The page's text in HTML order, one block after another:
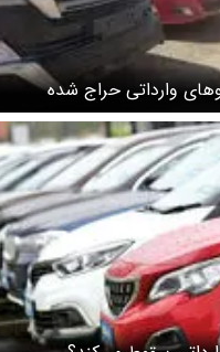
وارداتی حراج شده